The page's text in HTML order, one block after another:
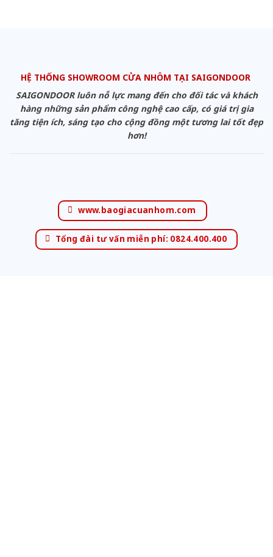
HỆ THỐNG SHOWROOM CỬA NHÔM TẠI SAIGONDOOR
SAIGONDOOR luôn nỗ lực mang đến cho đối tác và khách
hàng những sản phẩm công nghệ cao cấp, có giá trị gia
tăng tiện ích, sáng tạo cho cộng đồng một tương lai tốt đẹp
hơn!
www.baogiacuanhom.com
Tổng đài tư vấn miễn phí: 0824.400.400